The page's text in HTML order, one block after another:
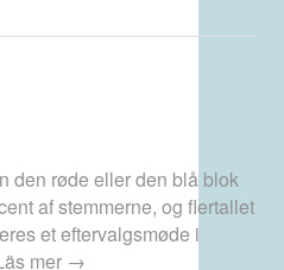
den røde eller den blå blok
af stemmerne, og flertallet
et eftervalgsmøde i
mer →